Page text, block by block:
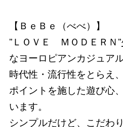
【ＢｅＢｅ（べべ）】
”ＬＯＶＥ ＭＯＤＥＲＮ
なヨーロピアンカジュアル
時代性・流行性をとらえ
ポイントを施した遊び心
います。
シンプルだけど、こだわ